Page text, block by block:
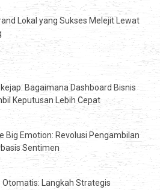
Lokal yang Sukses Melejit Lewat
Bagaimana Dashboard Bisnis
Keputusan Lebih Cepat
Big Emotion: Revolusi Pengambilan
Sentimen
Otomatis: Langkah Strategis